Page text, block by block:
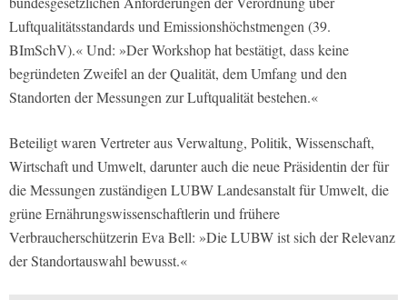
Luftqualitätsstandards und Emissionshöchstmengen (39.
BImSchV).« Und: »Der Workshop hat bestätigt, dass keine
begründeten Zweifel an der Qualität, dem Umfang und den
Standorten der Messungen zur Luftqualität bestehen.«
Beteiligt waren Vertreter aus Verwaltung, Politik, Wissenschaft,
Wirtschaft und Umwelt, darunter auch die neue Präsidentin der für
die Messungen zuständigen LUBW Landesanstalt für Umwelt, die
grüne Ernährungswissenschaftlerin und frühere
Verbraucherschützerin Eva Bell: »Die LUBW ist sich der Relevanz
der Standortauswahl bewusst.«